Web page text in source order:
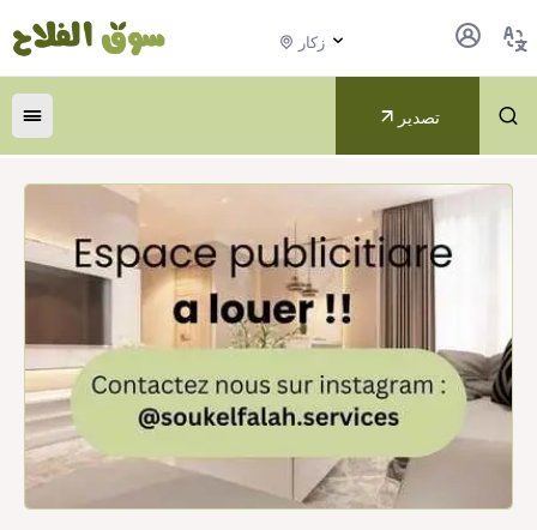
زكار
تصدير